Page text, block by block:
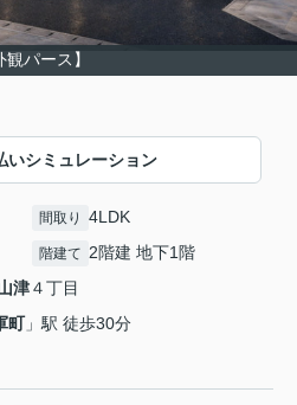
観パース】
いシミュレーション
間取り 4LDK
階建て 2階建 地下1階
津４丁目
町」駅 徒歩30分